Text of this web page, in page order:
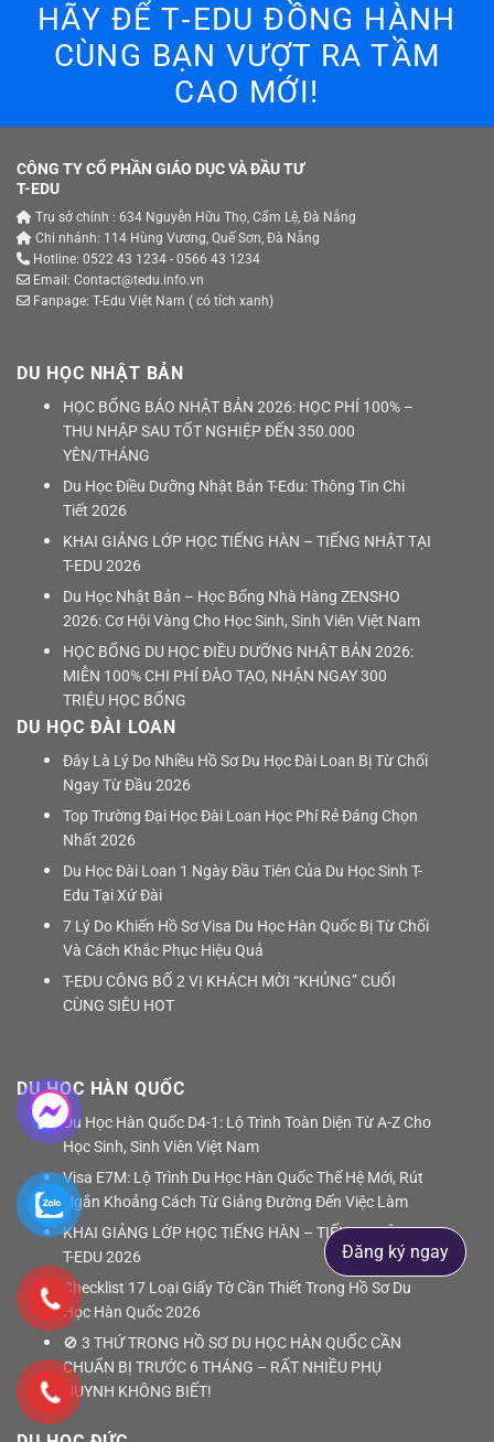
HÃY ĐỂ T‑EDU ĐỒNG HÀNH
CÙNG BẠN VƯỢT RA TẦM
CAO MỚI!
CÔNG TY CỔ PHẦN GIÁO DỤC VÀ ĐẦU TƯ
T-EDU
Trụ sở chính : 634 Nguyễn Hữu Thọ, Cẩm Lệ, Đà Nẵng
Chi nhánh: 114 Hùng Vương, Quế Sơn, Đà Nẵng
Hotline: 0522 43 1234 - 0566 43 1234
Email: Contact@tedu.info.vn
Fanpage: T-Edu Việt Nam ( có tích xanh)
DU HỌC NHẬT BẢN
HỌC BỔNG BÁO NHẬT BẢN 2026: HỌC PHÍ 100% –
THU NHẬP SAU TỐT NGHIỆP ĐẾN 350.000
YÊN/THÁNG
Du Học Điều Dưỡng Nhật Bản T-Edu: Thông Tin Chi
Tiết 2026
KHAI GIẢNG LỚP HỌC TIẾNG HÀN – TIẾNG NHẬT TẠI
T-EDU 2026
Du Học Nhật Bản – Học Bổng Nhà Hàng ZENSHO
2026: Cơ Hội Vàng Cho Học Sinh, Sinh Viên Việt Nam
HỌC BỔNG DU HỌC ĐIỀU DƯỠNG NHẬT BẢN 2026:
MIỄN 100% CHI PHÍ ĐÀO TẠO, NHẬN NGAY 300
TRIỆU HỌC BỔNG
DU HỌC ĐÀI LOAN
Đây Là Lý Do Nhiều Hồ Sơ Du Học Đài Loan Bị Từ Chối
Ngay Từ Đầu 2026
Top Trường Đại Học Đài Loan Học Phí Rẻ Đáng Chọn
Nhất 2026
Du Học Đài Loan 1 Ngày Đầu Tiên Của Du Học Sinh T-
Edu Tại Xứ Đài
7 Lý Do Khiến Hồ Sơ Visa Du Học Hàn Quốc Bị Từ Chối
Và Cách Khắc Phục Hiệu Quả
T-EDU CÔNG BỐ 2 VỊ KHÁCH MỜI “KHỦNG” CUỐI
CÙNG SIÊU HOT
DU HỌC HÀN QUỐC
Du Học Hàn Quốc D4-1: Lộ Trình Toàn Diện Từ A-Z Cho
Học Sinh, Sinh Viên Việt Nam
Visa E7M: Lộ Trình Du Học Hàn Quốc Thế Hệ Mới, Rút
Ngắn Khoảng Cách Từ Giảng Đường Đến Việc Làm
KHAI GIẢNG LỚP HỌC TIẾNG HÀN – TIẾNG NHẬT TẠI
T-EDU 2026
Checklist 17 Loại Giấy Tờ Cần Thiết Trong Hồ Sơ Du
Học Hàn Quốc 2026
🚫 3 THỨ TRONG HỒ SƠ DU HỌC HÀN QUỐC CẦN
CHUẨN BỊ TRƯỚC 6 THÁNG – RẤT NHIỀU PHỤ
HUYNH KHÔNG BIẾT!
Đăng ký ngay